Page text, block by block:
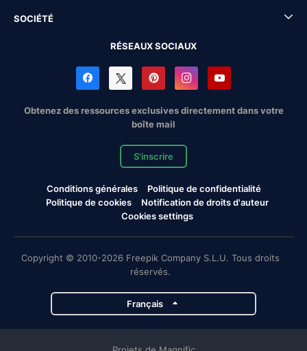
SOCIÉTÉ
RÉSEAUX SOCIAUX
Obtenez des ressources exclusives directement dans votre
boîte mail
S'inscrire
Conditions générales
Politique de confidentialité
Politique de cookies
Notification de droits d'auteur
Cookies settings
Copyright © 2010-2026 Freepik Company S.L.U. Tous droits
réservés.
Français